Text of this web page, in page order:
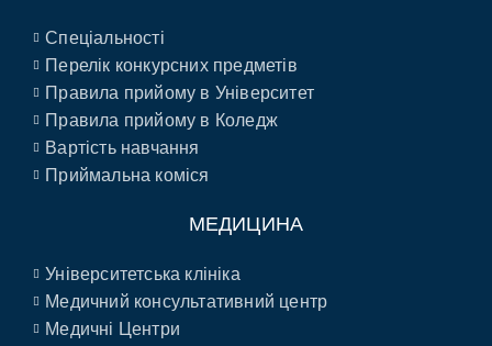
Спеціальності
Перелік конкурсних предметів
Правила прийому в Університет
Правила прийому в Коледж
Вартість навчання
Приймальна коміся
МЕДИЦИНА
Університетська клініка
Медичний консультативний центр
Медичні Центри